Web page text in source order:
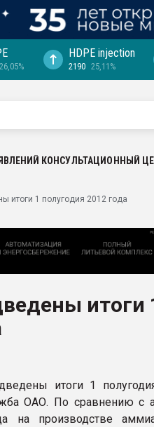
26,05%
HDPE injection
2190 25,11%
КОНСУЛЬТАЦИОННЫЙ
итоги 1 полугодия 2012 года
итоги
итоги 1
ОАО. По сравнению с
на производстве